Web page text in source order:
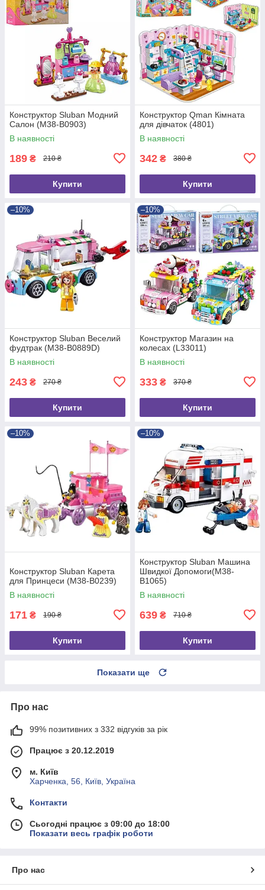
Конструктор Sluban Модний
Салон (M38-B0903)
В наявності
189 ₴ 210 ₴
Купити
Конструктор Qman Кімната
для дівчаток (4801)
В наявності
342 ₴ 380 ₴
Купити
–10%
Конструктор Sluban Веселий
фудтрак (M38-B0889D)
В наявності
243 ₴ 270 ₴
Купити
–10%
Конструктор Магазин на
колесах (L33011)
В наявності
333 ₴ 370 ₴
Купити
–10%
Конструктор Sluban Карета
для Принцеси (M38-B0239)
В наявності
171 ₴ 190 ₴
Купити
–10%
Конструктор Sluban Машина
Швидкої Допомоги(M38-
B1065)
В наявності
639 ₴ 710 ₴
Купити
Показати ще
Про нас
99% позитивних з 332 відгуків за рік
Працює з 20.12.2019
м. Київ
Харченка, 56, Київ, Україна
Контакти
Сьогодні працює з 09:00 до 18:00
Показати весь графік роботи
Про нас